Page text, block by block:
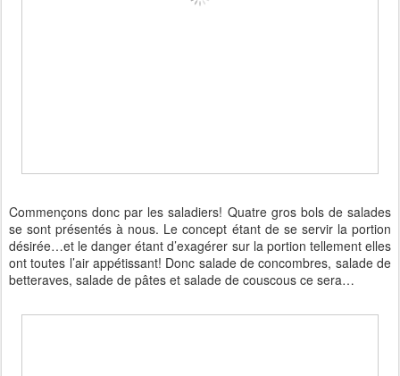
Commençons donc par les saladiers! Quatre gros bols de salades
se sont présentés à nous. Le concept étant de se servir la portion
désirée…et le danger étant d’exagérer sur la portion tellement elles
ont toutes l’air appétissant! Donc salade de concombres, salade de
betteraves, salade de pâtes et salade de couscous ce sera…